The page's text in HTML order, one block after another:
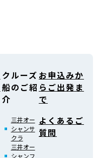
クルーズ
船のご紹
介
三井オー
シャンサ
クラ
三井オー
シャンフ
お申込みか
らご出発ま
で
よくあるご
質問